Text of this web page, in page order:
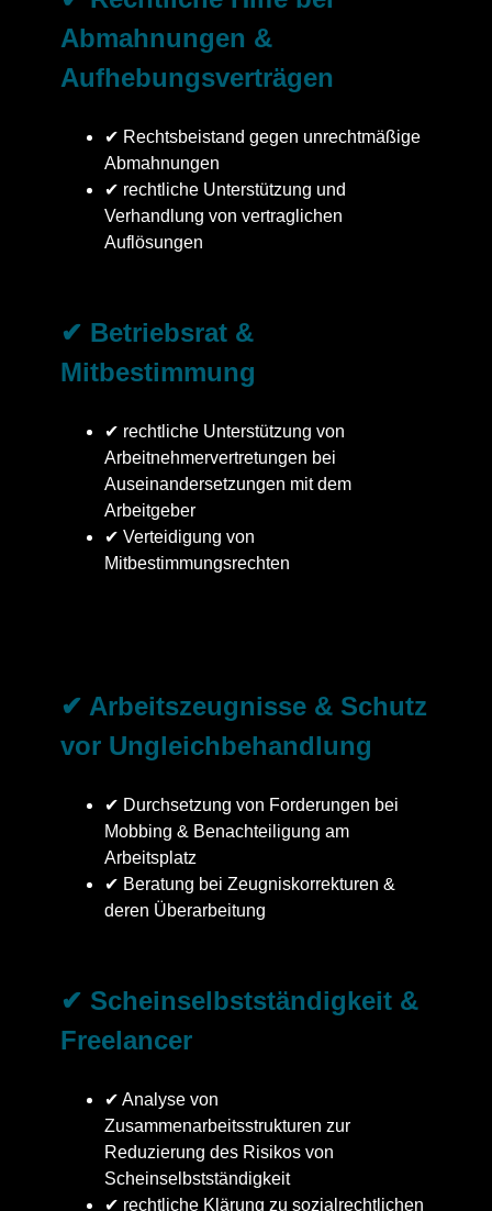
Abmahnungen &
Aufhebungsverträgen
✔ Rechtsbeistand gegen unrechtmäßige
Abmahnungen
✔ rechtliche Unterstützung und
Verhandlung von vertraglichen
Auflösungen
✔ Betriebsrat &
Mitbestimmung
✔ rechtliche Unterstützung von
Arbeitnehmervertretungen bei
Auseinandersetzungen mit dem
Arbeitgeber
✔ Verteidigung von
Mitbestimmungsrechten
✔ Arbeitszeugnisse & Schutz
vor Ungleichbehandlung
✔ Durchsetzung von Forderungen bei
Mobbing & Benachteiligung am
Arbeitsplatz
✔ Beratung bei Zeugniskorrekturen &
deren Überarbeitung
✔ Scheinselbstständigkeit &
Freelancer
✔ Analyse von
Zusammenarbeitsstrukturen zur
Reduzierung des Risikos von
Scheinselbstständigkeit
✔ rechtliche Klärung zu sozialrechtlichen